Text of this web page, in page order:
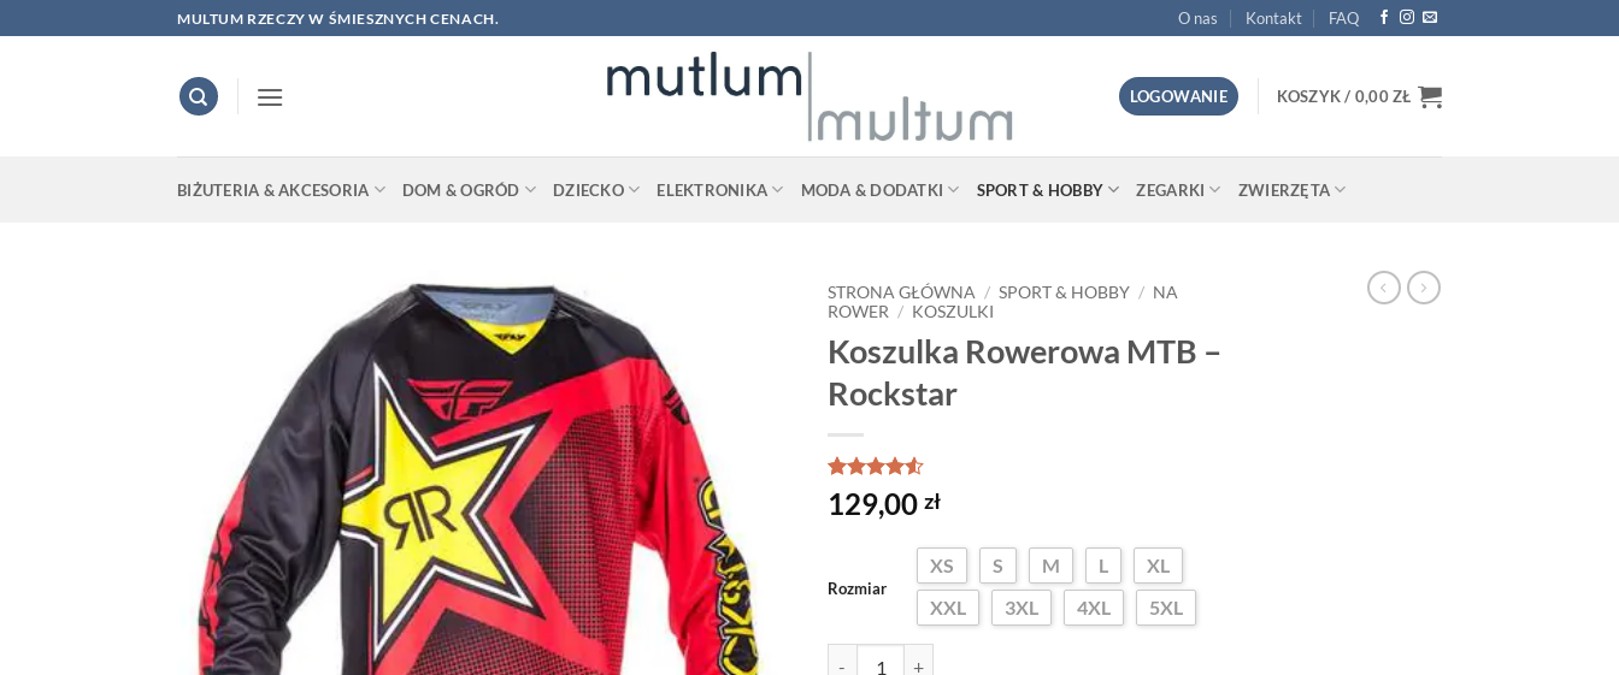
to
MULTUM RZECZY W ŚMIESZNYCH CENACH. O nas Kontakt FAQ
LOGOWANIE KOSZYK / 0,00ZŁ
BIŻUTERIA & AKCESORIA DOM & OGRÓD DZIECKO ELEKTRONIKA MODA & DODATKI SPORT & HOBBY ZEGARKI ZWIERZĘTA
STRONA GŁÓWNA / SPORT & HOBBY / NA
ROWER / KOSZULKI
Koszulka Rowerowa MTB –
Rockstar
Oceniony
4.5na 5
2
klientów
129,00 zł
Rozmiar
XS S M L
XL
XXL
3XL 4XL 5XL